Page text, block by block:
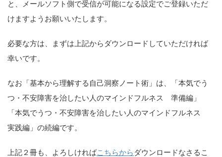
と、メールソフト側で受信が可能になる設定でご登録いただ
けますようお願いいたします。
必要な方は、まずは上記からダウンロードしていただければ
幸いです。
なお「基本から理解する自己洞察ノート術」は、「本気でう
つ・不安障害を治したい人のマインドフルネス 準備編」
「本気でうつ・不安障害を治したい人のマインドフルネス
実践編」の続編です。
上記２冊も、よろしければこちらから ダウンロードなさるこ